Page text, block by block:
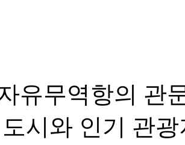
유무역항의 관
시와 인기 관